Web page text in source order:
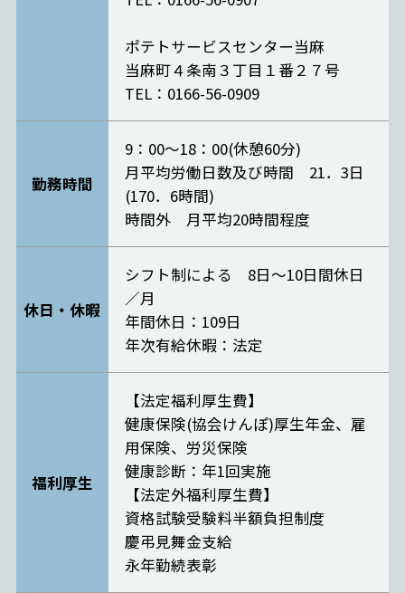
ポテトサービスセンター当麻
当麻町４条南３丁目１番２７号
TEL：0166-56-0909
勤務時間
9：00～18：00(休憩60分)
月平均労働日数及び時間 21．3日
(170．6時間)
時間外 月平均20時間程度
休日・休暇
シフト制による 8日～10日間休日
／月
年間休日：109日
年次有給休暇：法定
福利厚生
【法定福利厚生費】
健康保険(協会けんぽ)厚生年金、雇
用保険、労災保険
健康診断：年1回実施
【法定外福利厚生費】
資格試験受験料半額負担制度
慶弔見舞金支給
永年勤続表彰